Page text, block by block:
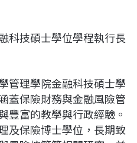
科技碩士學位學程執行長
管理學院金融科技碩士學
蓋保險財務與金融風險管
豐富的教學與行政經驗。
及保險博士學位，長期致